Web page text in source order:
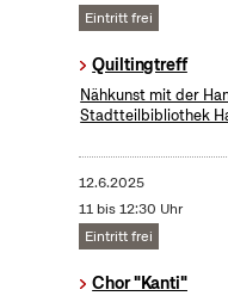
Eintritt frei
Quiltingtreff
Nähkunst mit der
Stadtteilbibliothek
12.6.2025
11 bis 12:30 Uhr
Eintritt frei
Chor "Kanti"